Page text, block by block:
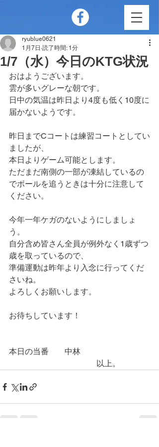
1/7（水）今日のKTG状況
ryublue0621
1月7日 読了時間: 1分
おはようございます。
雲が多いグレーな朝です。
日中の気温は昨日より4度も低く10度に
届かないようです。
昨日までCコートは練習コートとしてい
ましたが、
本日よりゲーム可能とします。
ただまだ南側の一部が凍結しているの
でボールを追うときは十分に注意して
ください。
今年一年ケガのないようにしましょ
う。
自分含め皆さん全員が例外なく1歳ずつ
歳を取っているので、
準備運動は昨年より入念に行ってくだ
さいね。
よろしくお願いします。
お待ちしています！
本日の当番　　中林
以上。